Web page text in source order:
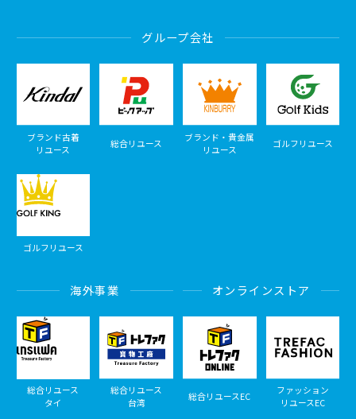
グループ会社
ブランド古着
リユース
総合リユース
ブランド・貴金属
リユース
ゴルフリユース
ゴルフリユース
海外事業
総合リユース
タイ
総合リユース
台湾
オンラインストア
総合リユースEC
ファッション
リユースEC